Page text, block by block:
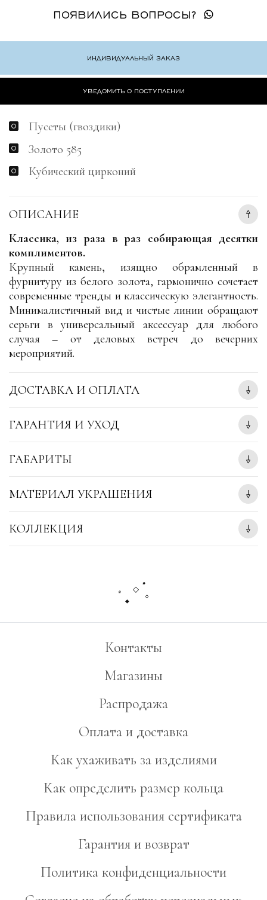
ПОЯВИЛИСЬ ВОПРОСЫ?
Пусеты (гвоздики)
Золото 585
Кубический цирконий
ИНДИВИДУАЛЬНЫЙ ЗАКАЗ
УВЕДОМИТЬ О ПОСТУПЛЕНИИ
ОПИСАНИЕ
Классика, из раза в раз собирающая десятки
комплиментов.
Крупный камень, изящно обрамленный в
фурнитуру из белого золота, гармонично сочетает
современные тренды и классическую элегантность.
Минималистичный вид и чистые линии обращают
серьги в универсальный аксессуар для любого
случая – от деловых встреч до вечерних
мероприятий.
ДОСТАВКА И ОПЛАТА
ГАРАНТИЯ И УХОД
ГАБАРИТЫ
МАТЕРИАЛ УКРАШЕНИЯ
КОЛЛЕКЦИЯ
Контакты
Магазины
Распродажа
Оплата и доставка
Как ухаживать за изделиями
Как определить размер кольца
Правила использования сертификата
Гарантия и возврат
Политика конфиденциальности